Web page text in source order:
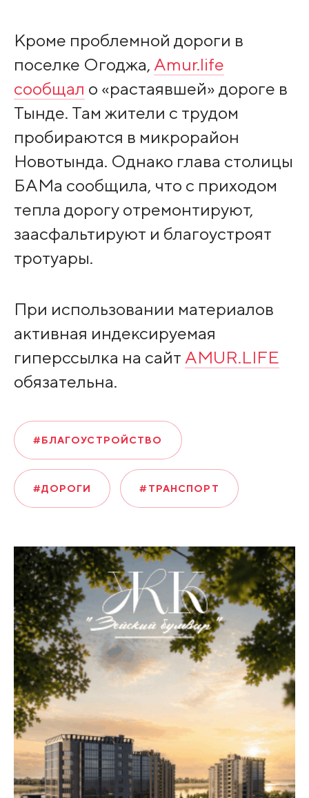
Кроме проблемной дороги в
поселке Огоджа, Amur.life
сообщал о «растаявшей» дороге в
Тынде. Там жители с трудом
пробираются в микрорайон
Новотында. Однако глава столицы
БАМа сообщила, что с приходом
тепла дорогу отремонтируют,
заасфальтируют и благоустроят
тротуары.
При использовании материалов
активная индексируемая
гиперссылка на сайт AMUR.LIFE
обязательна.
#БЛАГОУСТРОЙСТВО
#ДОРОГИ #ТРАНСПОРТ